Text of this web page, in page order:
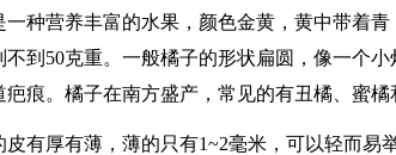
一种营养丰富的水果，颜色金黄，黄中带着
不到50克重。一般橘子的形状扁圆，像一个
疤痕。橘子在南方盛产，常见的有丑橘、蜜橘
皮有厚有薄，薄的只有1~2毫米，可以轻而易